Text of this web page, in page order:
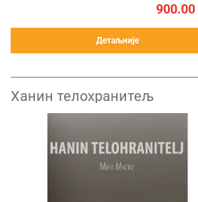
900.00
Детаљније
Ханин телохранитељ